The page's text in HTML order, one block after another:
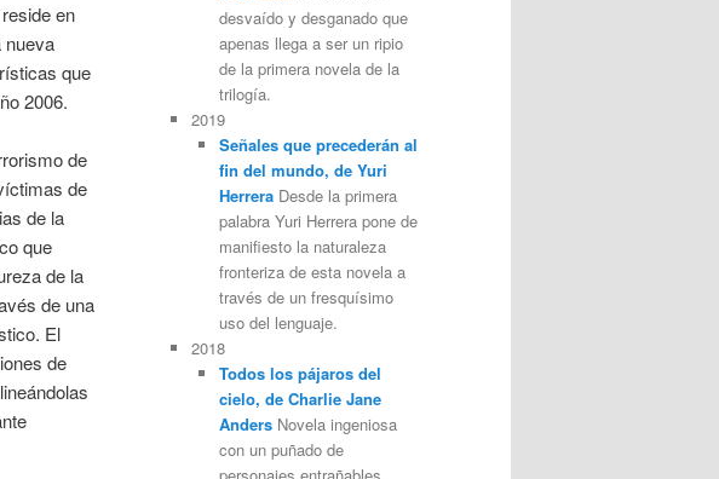
en
nueva
que
2006.
de
de
de la
que
de la
de una
El
de
desvaído y desganado que
apenas llega a ser un ripio
de la primera novela de la
trilogía.
2019
Señales que precederán al
fin del mundo, de Yuri
HerreraDesde la primera
palabra Yuri Herrera pone de
manifiesto la naturaleza
fronteriza de esta novela a
través de un fresquísimo
uso del lenguaje.
2018
Todos los pájaros del
cielo, de Charlie Jane
AndersNovela ingeniosa
con un puñado de